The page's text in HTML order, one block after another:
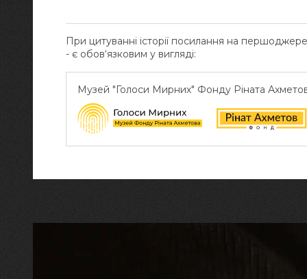
При цитуванні історії посилання на
- є обов‘язковим у вигляді:
Музей "Голоси Мирних" Фонду Ріната